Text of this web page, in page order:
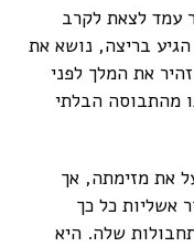
עמד לצאת לקרב
הגיע בריצה, נושא את
את המלך לפני
מהתבוסה הבלתי
את מזימתה, אך
אשליות כל כך
שלה. היא